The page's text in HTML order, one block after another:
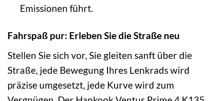
Emissionen führt.
Fahrspaß pur: Erleben Sie die Straße neu
Stellen Sie sich vor, Sie gleiten sanft über die
Straße, jede Bewegung Ihres Lenkrads wird
präzise umgesetzt, jede Kurve wird zum